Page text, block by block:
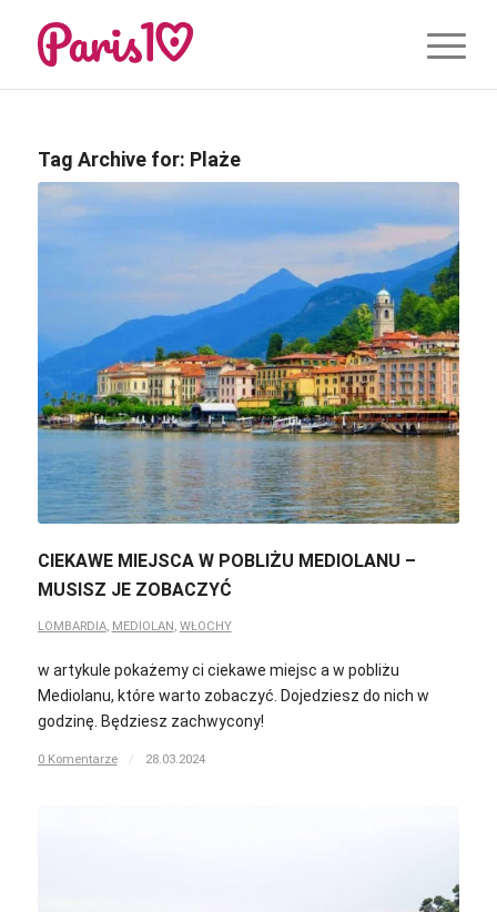
Tag Archive for: Plaże
CIEKAWE MIEJSCA W POBLIŻU MEDIOLANU –
MUSISZ JE ZOBACZYĆ
LOMBARDIA, MEDIOLAN, WŁOCHY
w artykule pokażemy ci ciekawe miejsc a w pobliżu
Mediolanu, które warto zobaczyć. Dojedziesz do nich w
godzinę. Będziesz zachwycony!
0 Komentarze / 28.03.2024